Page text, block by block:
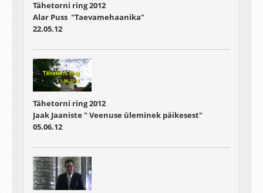
Tähetorni ring 2012
Alar Puss "Taevamehaanika"
22.05.12
Tähetorni ring 2012
Jaak Jaaniste " Veenuse üleminek päikesest"
05.06.12